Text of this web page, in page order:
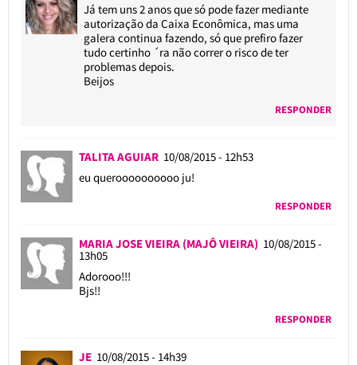
Já tem uns 2 anos que só pode fazer mediante
autorização da Caixa Econômica, mas uma
galera continua fazendo, só que prefiro fazer
tudo certinho ´ra não correr o risco de ter
problemas depois.
Beijos
RESPONDER
TALITA AGUIAR 10/08/2015 - 12h53
eu queroooooooooo ju!
RESPONDER
MARIA JOSE VIEIRA (MAJÔ VIEIRA) 10/08/2015 -
13h05
Adorooo!!!
Bjs!!
RESPONDER
JE 10/08/2015 - 14h39